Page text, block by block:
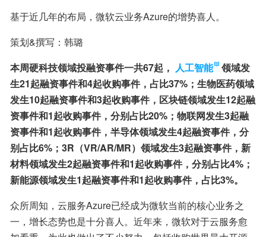
基于近几年的布局，微软云业务Azure的增势喜人。
策划&撰写：韩璐
本周硬科技领域投融资事件一共67起， 人工智能
领域发
生21起融资事件和4起收购事件，占比37%；生物医药领域
发生10起融资事件和3起收购事件，区块链领域发生12起融
资事件和1起收购事件，分别占比20%；物联网发生3起融
资事件和1起收购事件，半导体领域发生4起融资事件，分
别占比6%；3R（VR/AR/MR）领域发生3起融资事件，新
材料领域发生2起融资事件和1起收购事件，分别占比4%；
新能源领域发生1起融资事件和1起收购事件，占比3%。
众所周知，云服务Azure已经成为微软当前的核心业务之
一，增长态势也是十分喜人。近年来，微软对于云服务愈